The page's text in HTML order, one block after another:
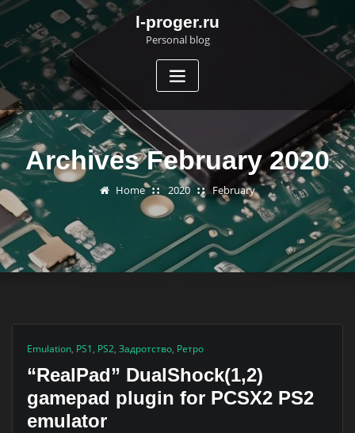
Skip
content
l-proger.ru
Personal blog
Archives February 2020
Home 2020 February
Emulation, PS1, PS2, Задротство, Ретро
“RealPad” DualShock(1,2)
gamepad plugin for PCSX2 PS2
emulator